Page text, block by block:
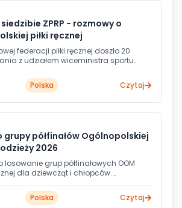
ZPRP - rozmowy o
piłki ręcznej
federacji piłki ręcznej doszło 20
z udziałem wiceministra sportu
Rozmowy dotyczyły kontynuacji
na rzecz odbudowy dyscypliny w
Polska Czytaj
grupy półfinałów Ogólnopolskiej
2026
losowanie grup półfinałowych OOM
dla dziewcząt i chłopców.
kadry narodowej do EHF EURO
wojewódzkich drużyn dokonali
Polska Czytaj